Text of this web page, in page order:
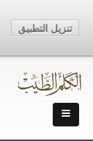
تنزيل التطبيق